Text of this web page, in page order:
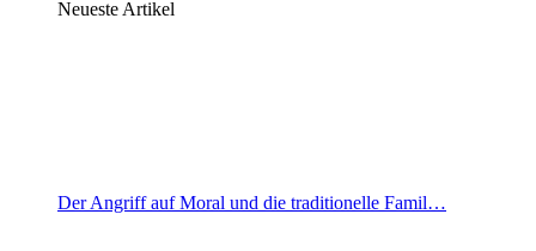
Neueste Artikel
Der Angriff auf Moral und die traditionelle Famil…